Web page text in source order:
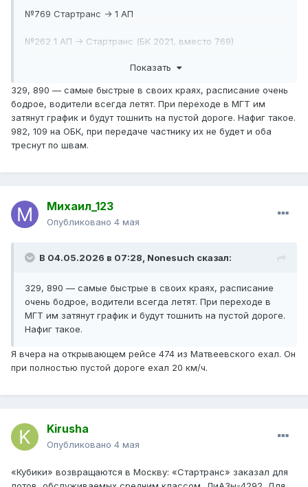
№769 Стартранс -> 1 АП
№262 1 АП -> Стартранс (БК 2021, вместо 769)
№720 1 АП -> Стартранс (БК 2021, вместо 329)
№329 Стартранс -> 1 АП (электробусы)
Все маршруты МЦ -> 18 АП
№№982, 109 18 АП -> Стартранс (БК 2021)
№648 18 АП -> Стартранс(вместо 474)
№???(думаю, что №130) Фили -> 18 АП
№№ 600, с179 1 АП -> 14 АП (КТР 17 колонна)
№272 1 АП -> ТМП 20 (БК 2024, вместо 890)
Показать
329, 890 — самые быстрые в своих краях, расписание очень
бодрое, водители всегда летят. При переходе в МГТ им
затянут график и будут тошнить на пустой дороге. Нафиг такое.
982, 109 на ОБК, при передаче частнику их не будет и оба
треснут по швам.
Михаил_123
Опубликовано 4 мая
В 04.05.2026 в 07:28, Nonesuch сказал:
329, 890 — самые быстрые в своих краях, расписание
очень бодрое, водители всегда летят. При переходе в
МГТ им затянут график и будут тошнить на пустой дороге.
Нафиг такое.
Я вчера на открывающем рейсе 474 из Матвеевского ехал. Он
при полностью пустой дороге ехал 20 км/ч.
Kirusha
Опубликовано 4 мая
«Кубики» возвращаются в Москву: «Стартранс» заказал для